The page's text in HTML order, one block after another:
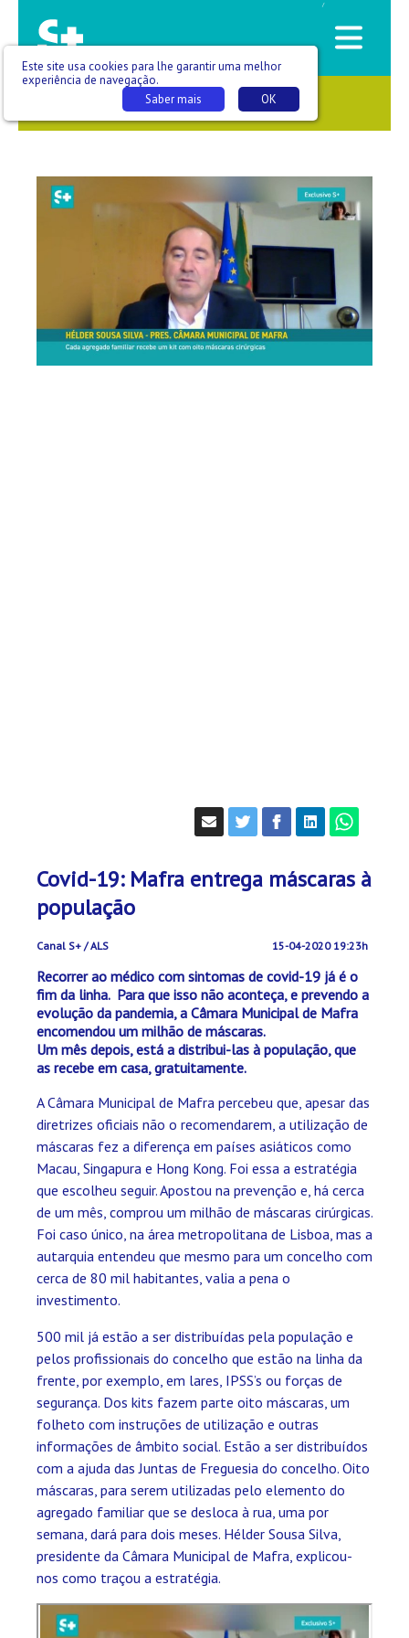
/
SAÚDE QUE SE VÊ
Covid-19: Mafra entrega máscaras à
população
Canal S+ / ALS 15-04-2020 19:23h
Recorrer ao médico com sintomas de covid-19 já é o
fim da linha. Para que isso não aconteça, e prevendo a
evolução da pandemia, a Câmara Municipal de Mafra
encomendou um milhão de máscaras.
Um mês depois, está a distribui-las à população, que
as recebe em casa, gratuitamente.
A Câmara Municipal de Mafra percebeu que, apesar das
diretrizes oficiais não o recomendarem, a utilização de
máscaras fez a diferença em países asiáticos como
Macau, Singapura e Hong Kong. Foi essa a estratégia
que escolheu seguir. Apostou na prevenção e, há cerca
de um mês, comprou um milhão de máscaras cirúrgicas.
Foi caso único, na área metropolitana de Lisboa, mas a
autarquia entendeu que mesmo para um concelho com
cerca de 80 mil habitantes, valia a pena o
investimento.
500 mil já estão a ser distribuídas pela população e
pelos profissionais do concelho que estão na linha da
frente, por exemplo, em lares, IPSS’s ou forças de
segurança. Dos kits fazem parte oito máscaras, um
folheto com instruções de utilização e outras
informações de âmbito social. Estão a ser distribuídos
com a ajuda das Juntas de Freguesia do concelho. Oito
máscaras, para serem utilizadas pelo elemento do
agregado familiar que se desloca à rua, uma por
semana, dará para dois meses. Hélder Sousa Silva,
presidente da Câmara Municipal de Mafra, explicou-
nos como traçou a estratégia.
Este site usa cookies para lhe garantir uma melhor
experiência de navegação.
OK
Saber mais